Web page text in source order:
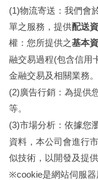
(1)物流寄送：我們會
單之服務，提供配送
權：您所提供之基本
融交易過程(包含信用
金融交易及相關業務。
(2)廣告行銷：為提供
等。
(3)市場分析：依據您
資料，本公司會進行
似技術，以開發及提
※cookie是網站伺服